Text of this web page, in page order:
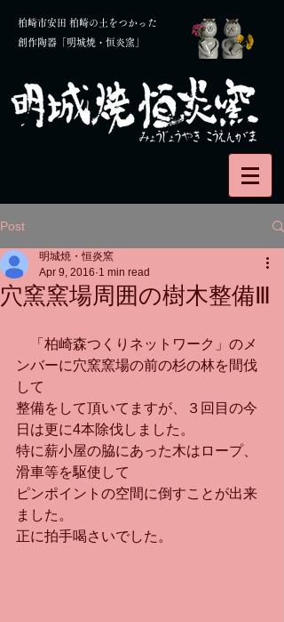
柏崎市安田 柏崎の土をつかった
創作陶器「明城焼・恒炎窯」
Post
穴窯窯場周囲の樹木整備Ⅲ
明城焼・恒炎窯
Apr 9, 2016 1 min read
「柏崎森つくりネットワーク」のメ
ンバーに穴窯窯場の前の杉の林を間伐
して
整備をして頂いてますが、３回目の今
日は更に4本除伐しました。
特に薪小屋の脇にあった木はロープ、
滑車等を駆使して
ピンポイントの空間に倒すことが出来
ました。
正に拍手喝さいでした。